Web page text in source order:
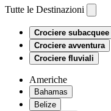
Tutte le Destinazioni
Crociere subacquee
Crociere avventura
Crociere fluviali
Americhe
Bahamas
Belize